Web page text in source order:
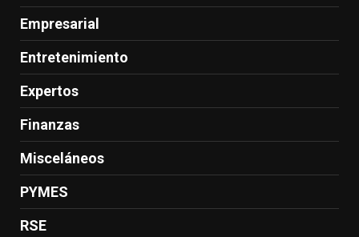
Empresarial
Entretenimiento
Expertos
Finanzas
Misceláneos
PYMES
RSE